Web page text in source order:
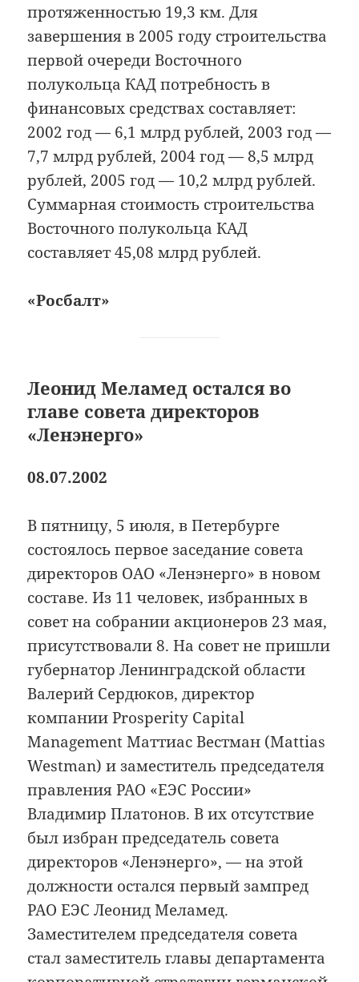
протяженностью 19,3 км. Для
завершения в 2005 году строительства
первой очереди Восточного
полукольца КАД потребность в
финансовых средствах составляет:
2002 год — 6,1 млрд рублей, 2003 год —
7,7 млрд рублей, 2004 год — 8,5 млрд
рублей, 2005 год — 10,2 млрд рублей.
Суммарная стоимость строительства
Восточного полукольца КАД
составляет 45,08 млрд рублей.
«Росбалт»
Леонид Меламед остался во
главе совета директоров
«Ленэнерго»
08.07.2002
В пятницу, 5 июля, в Петербурге
состоялось первое заседание совета
директоров ОАО «Ленэнерго» в новом
составе. Из 11 человек, избранных в
совет на собрании акционеров 23 мая,
присутствовали 8. На совет не пришли
губернатор Ленинградской области
Валерий Сердюков, директор
компании Prosperity Capital
Management Маттиас Вестман (Mattias
Westman) и заместитель председателя
правления РАО «ЕЭС России»
Владимир Платонов. В их отсутствие
был избран председатель совета
директоров «Ленэнерго», — на этой
должности остался первый зампред
РАО ЕЭС Леонид Меламед.
Заместителем председателя совета
стал заместитель главы департамента